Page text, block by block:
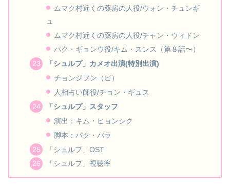
ムマク村近くの薬房の人役/ウォン・チュンギ
ュ
ムマク村近くの薬房の人役/チャン・ウィドン
パク・ギョンウ役/キム・スンス（第８話〜）
「シュルプ」カメオ出演(特別出演)
チョンジフン（ピ）
人相占い師役/チョン・ギュス
「シュルプ」スタッフ
演出：キム・ヒョンシク
脚本：パク・バラ
「シュルプ」OST
「シュルプ」視聴率